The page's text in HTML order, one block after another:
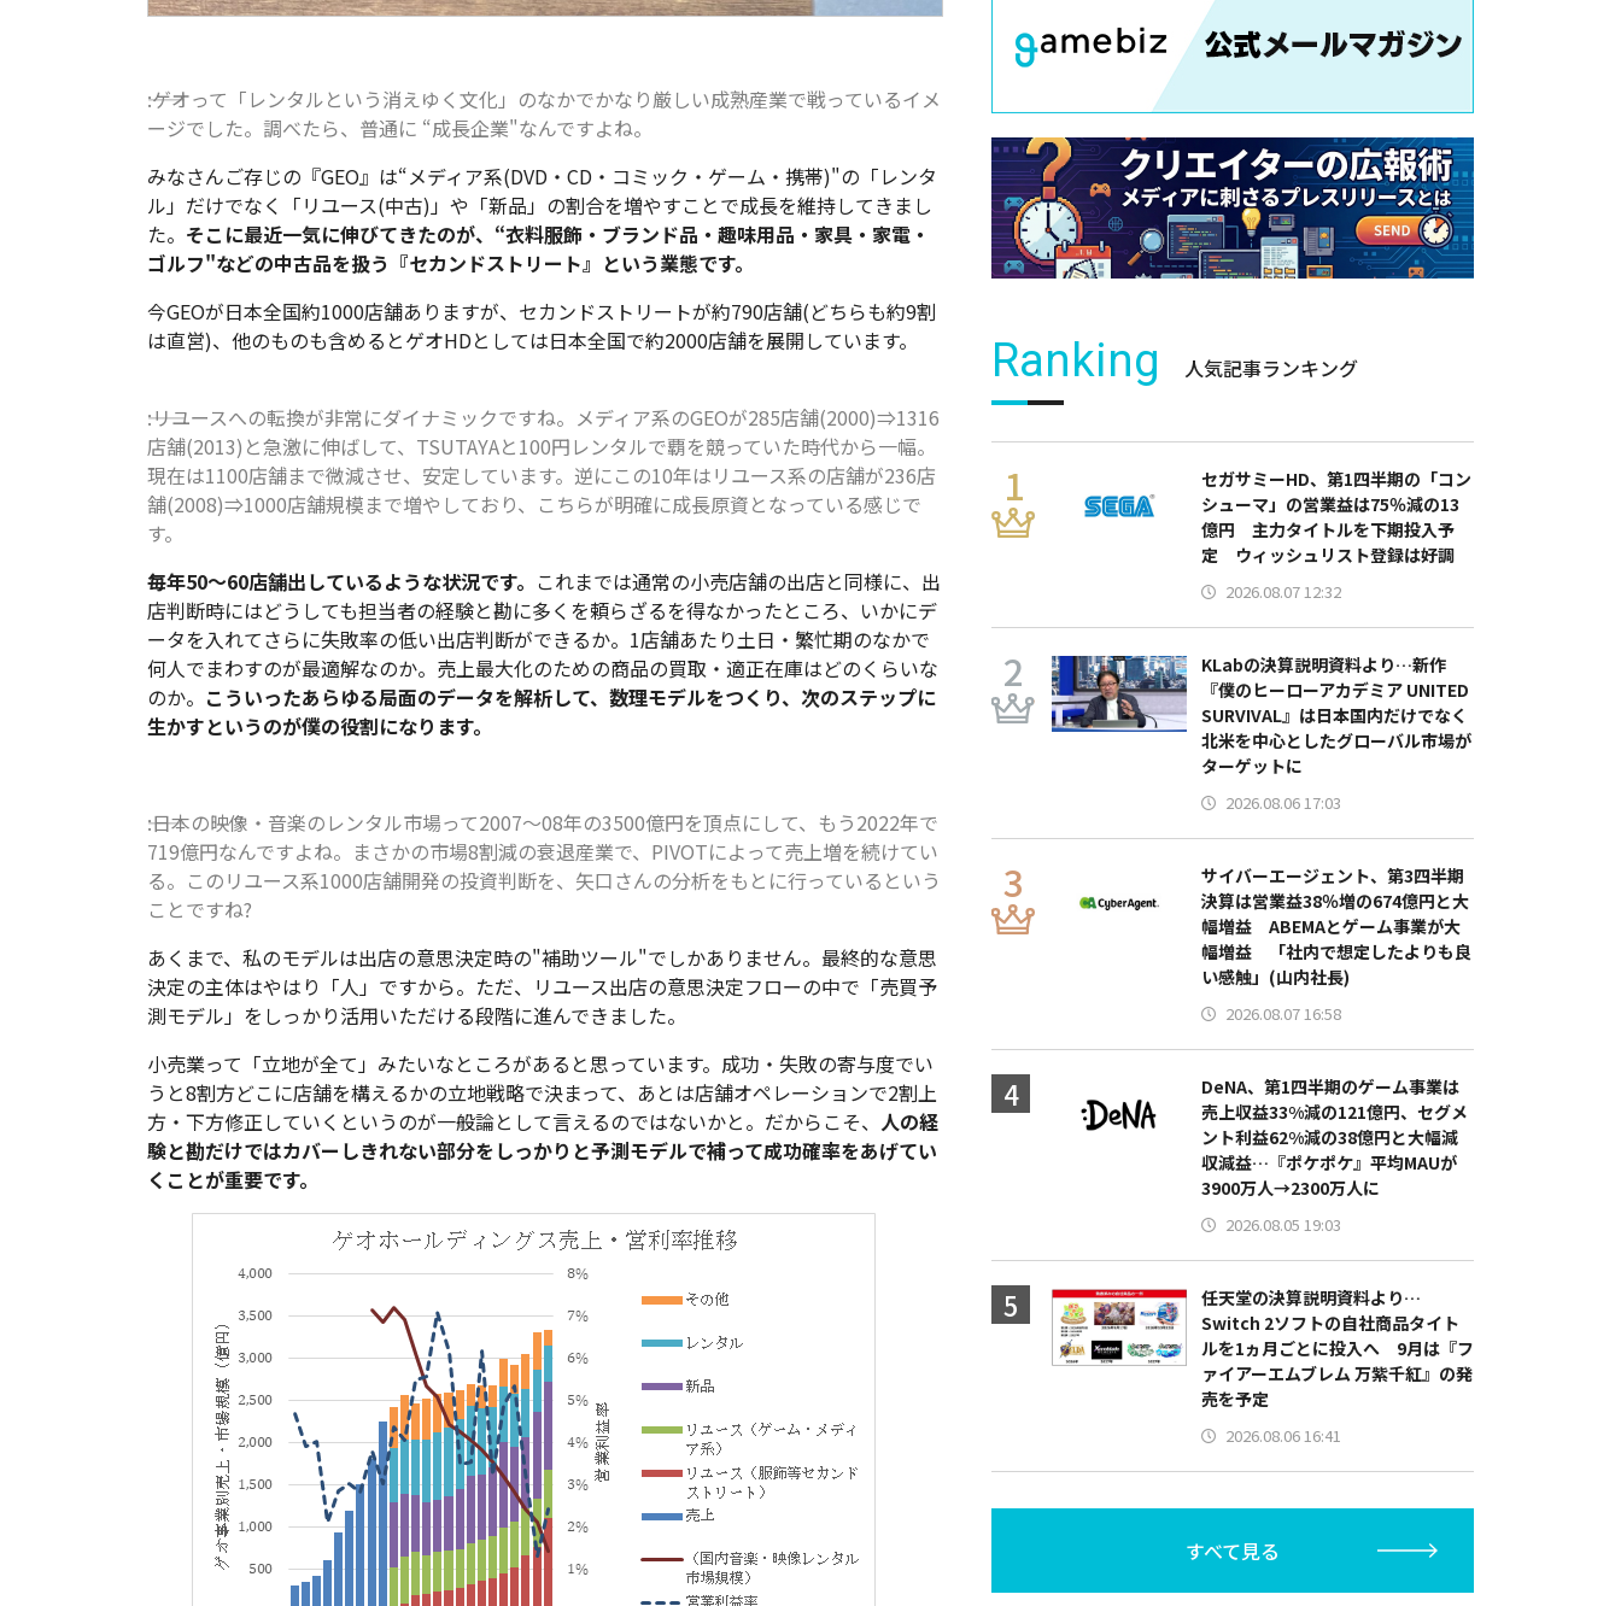
――:ゲオって「レンタルという消えゆく文化」のなかでかなり厳しい成熟産業で戦っているイメ
ージでした。調べたら、普通に “成長企業"なんですよね。
みなさんご存じの『GEO』は“メディア系(DVD・CD・コミック・ゲーム・携帯)"の「レンタ
ル」だけでなく「リユース(中古)」や「新品」の割合を増やすことで成長を維持してきまし
た。 そこに最近一気に伸びてきたのが、“衣料服飾・ブランド品・趣味用品・家具・家電・
ゴルフ"などの中古品を扱う『セカンドストリート』という業態です。
今GEOが日本全国約1000店舗ありますが、セカンドストリートが約790店舗(どちらも約9割
は直営)、他のものも含めるとゲオHDとしては日本全国で約2000店舗を展開しています。
――:リユースへの転換が非常にダイナミックですね。メディア系のGEOが285店舗(2000)⇒1316
店舗(2013)と急激に伸ばして、TSUTAYAと100円レンタルで覇を競っていた時代から一幅。
現在は1100店舗まで微減させ、安定しています。逆にこの10年はリユース系の店舗が236店
舗(2008)⇒1000店舗規模まで増やしており、こちらが明確に成長原資となっている感じで
す。
毎年50～60店舗出しているような状況です。 これまでは通常の小売店舗の出店と同様に、出
店判断時にはどうしても担当者の経験と勘に多くを頼らざるを得なかったところ、いかにデ
ータを入れてさらに失敗率の低い出店判断ができるか。1店舗あたり土日・繁忙期のなかで
何人でまわすのが最適解なのか。売上最大化のための商品の買取・適正在庫はどのくらいな
のか。 こういったあらゆる局面のデータを解析して、数理モデルをつくり、次のステップに
生かすというのが僕の役割になります。
――:日本の映像・音楽のレンタル市場って2007～08年の3500億円を頂点にして、もう2022年で
719億円なんですよね。まさかの市場8割減の衰退産業で、PIVOTによって売上増を続けてい
る。このリユース系1000店舗開発の投資判断を、矢口さんの分析をもとに行っているという
ことですね?
あくまで、私のモデルは出店の意思決定時の"補助ツール"でしかありません。最終的な意思
決定の主体はやはり「人」ですから。ただ、リユース出店の意思決定フローの中で「売買予
測モデル」をしっかり活用いただける段階に進んできました。
小売業って「立地が全て」みたいなところがあると思っています。成功・失敗の寄与度でい
うと8割方どこに店舗を構えるかの立地戦略で決まって、あとは店舗オペレーションで2割上
方・下方修正していくというのが一般論として言えるのではないかと。だからこそ、 人の経
験と勘だけではカバーしきれない部分をしっかりと予測モデルで補って成功確率をあげてい
くことが重要です。
Ranking 人気記事ランキング
セガサミーHD、第1四半期の「コン
シューマ」の営業益は75％減の13
億円 主力タイトルを下期投入予
定 ウィッシュリスト登録は好調
2026.08.07 12:32
KLabの決算説明資料より…新作
『僕のヒーローアカデミア UNITED
SURVIVAL』は日本国内だけでなく
北米を中心としたグローバル市場が
ターゲットに
2026.08.06 17:03
サイバーエージェント、第3四半期
決算は営業益38％増の674億円と大
幅増益 ABEMAとゲーム事業が大
幅増益 「社内で想定したよりも良
い感触」(山内社長)
2026.08.07 16:58
DeNA、第1四半期のゲーム事業は
売上収益33%減の121億円、セグメ
ント利益62%減の38億円と大幅減
収減益…『ポケポケ』平均MAUが
3900万人→2300万人に
2026.08.05 19:03
任天堂の決算説明資料より…
Switch 2ソフトの自社商品タイト
ルを1ヵ月ごとに投入へ 9月は『フ
ァイアーエムブレム 万紫千紅』の発
売を予定
2026.08.06 16:41
すべて見る